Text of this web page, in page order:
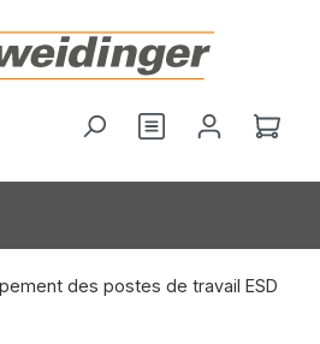
Le
des postes de travail ESD